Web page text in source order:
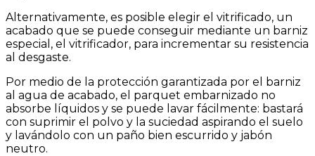
Alternativamente, es posible elegir el vitrificado, un
acabado que se puede conseguir mediante un barniz
especial, el vitrificador, para incrementar su resistencia
al desgaste.
Por medio de la protección garantizada por el barniz
al agua de acabado, el parquet embarnizado no
absorbe líquidos y se puede lavar fácilmente: bastará
con suprimir el polvo y la suciedad aspirando el suelo
y lavándolo con un paño bien escurrido y jabón
neutro.